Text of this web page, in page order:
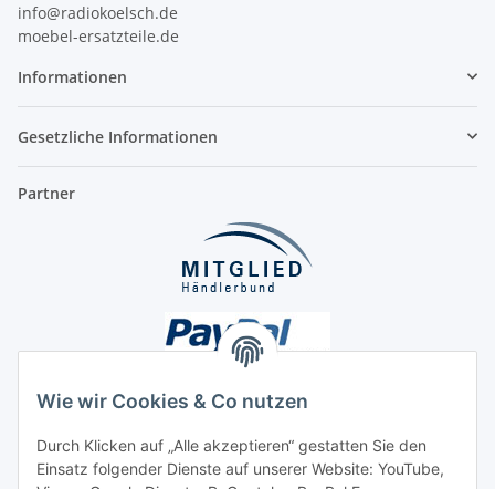
Wie wir Cookies & Co nutzen
Durch Klicken auf „Alle akzeptieren“ gestatten Sie den
Einsatz folgender Dienste auf unserer Website: YouTube,
info@radiokoelsch.de
moebel-ersatzteile.de
Informationen
Gesetzliche Informationen
Partner
Unsere Seiten